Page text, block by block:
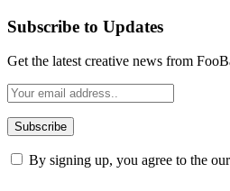
Subscribe to Updates
Get the latest creative news from
By signing up, you agree to the